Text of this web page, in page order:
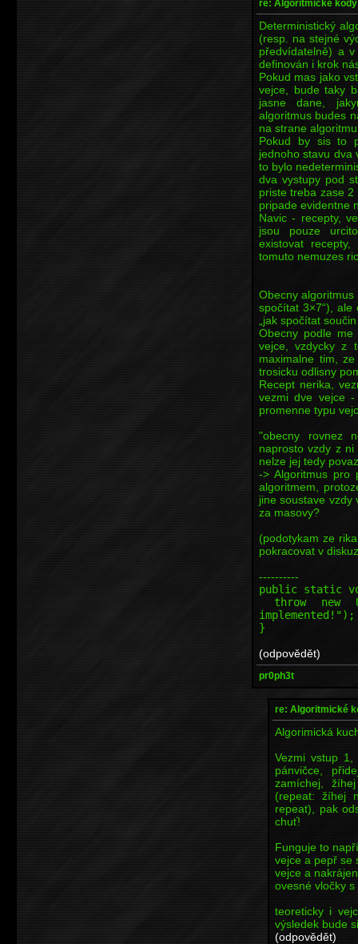
re: Algoritmické kódy
Deterministický
(resp. na stejné
předvídatelně) a
definován i krok
Pokud mas jako
vejce, bude taky
jasne dane,
algoritmus budes
na strane
Pokud by sis to
jednoho stavu dva
to bylo
dva vystupy pod
priste treba zase
pripade evidentne
Navic - recepty,
jsou pouze
existovat
tomuto nemuzes
Obecny
spočítat 3×7“),
„jak spočítat
Obecny podle
vejce, vzdycky z
maximalne tim,
trosicku odlisny
Recept nerika,
vezmi dve vejce
promenne typu
"obecny rovnez
naprosto vzdy z
nelze jej tedy
-> Algoritmus pro
algoritmem,
jine soustave vzdy
za masovy?
(podotykam ze
pokracovat v
----------
public static
throw new
implemented!");
}
(odpovědět)
pr0ph3t
re: Algoritmické
Algorimická
Vezmi vstup
pánvičce,
zamíchej,
(repeat: žíhej
repeat), pak
chuť!
Funguje to
vejce a pepř se
vejce a
ovesné vločky s
teoreticky i
výsledek bude
(odpovědět)